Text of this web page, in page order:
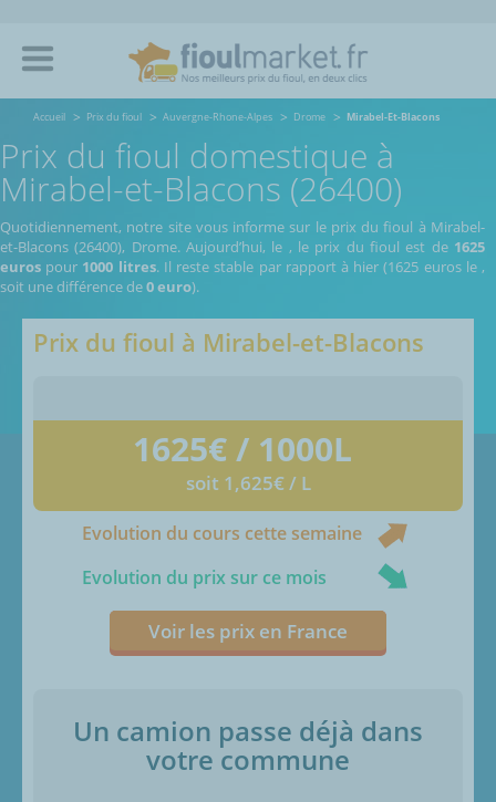
Accueil Prix du fioul Auvergne-Rhone-Alpes Drome Mirabel-Et-Blacons
Prix du fioul domestique à
Mirabel-et-Blacons (26400)
Quotidiennement, notre site vous informe sur le prix du fioul à Mirabel-
et-Blacons (26400), Drome. Aujourd’hui, le , le prix du fioul est de 1625
euros pour 1000 litres. Il reste stable par rapport à hier (1625 euros le,
soit une différence de0 euro).
Prix du fioul à Mirabel-et-Blacons
1625€ / 1000L
soit 1,625€ / L
Evolution du cours cette semaine
Evolution du prix sur ce mois
Voir les prix en France
Un camion passe déjà dans
votre commune